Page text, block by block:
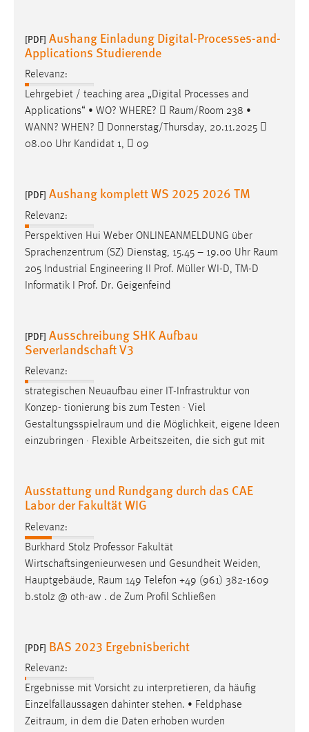
[PDF] Aushang Einladung Digital-Processes-and-
Applications Studierende
Relevanz:
Lehrgebiet / teaching area „Digital Processes and
Applications“ • WO? WHERE?  Raum/Room 238 •
WANN? WHEN?  Donnerstag/Thursday, 20.11.2025 
08.00 Uhr Kandidat 1,  09
[PDF] Aushang komplett WS 2025 2026 TM
Relevanz:
Perspektiven Hui Weber ONLINEANMELDUNG über
Sprachenzentrum (SZ) Dienstag, 15.45 – 19.00 Uhr Raum
205 Industrial Engineering II Prof. Müller WI-D, TM-D
Informatik I Prof. Dr. Geigenfeind
[PDF] Ausschreibung SHK Aufbau
Serverlandschaft V3
Relevanz:
strategischen Neuaufbau einer IT-Infrastruktur von
Konzep- tionierung bis zum Testen · Viel
Gestaltungsspielraum und die Möglichkeit, eigene Ideen
einzubringen · Flexible Arbeitszeiten, die sich gut mit
Ausstattung und Rundgang durch das CAE
Labor der Fakultät WIG
Relevanz:
Burkhard Stolz Professor Fakultät
Wirtschaftsingenieurwesen und Gesundheit Weiden,
Hauptgebäude, Raum 149 Telefon +49 (961) 382-1609
b.stolz @ oth-aw . de Zum Profil Schließen
[PDF] BAS 2023 Ergebnisbericht
Relevanz:
Ergebnisse mit Vorsicht zu interpretieren, da häufig
Einzelfallaussagen dahinter stehen. • Feldphase
Zeitraum, in dem die Daten erhoben wurden